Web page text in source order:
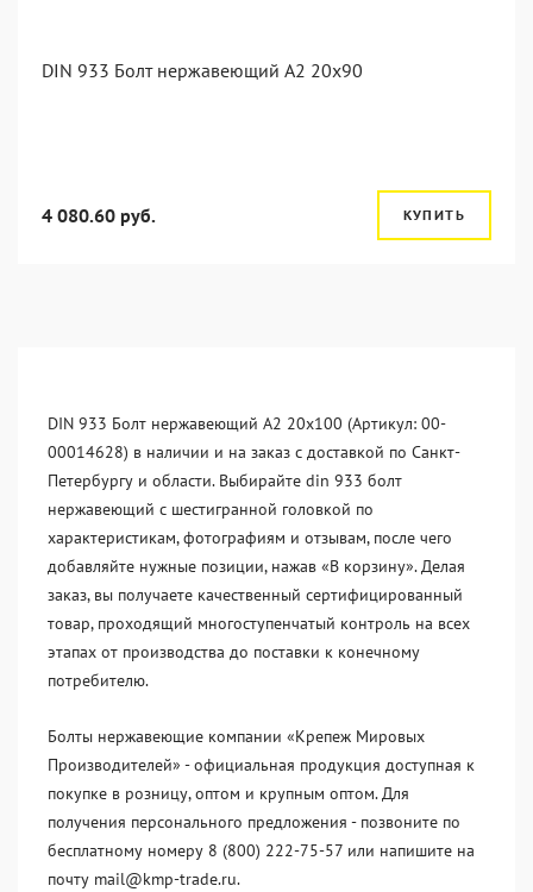
DIN 933 Болт нержавеющий А2 20х90
4 080.60 руб. КУПИТЬ
DIN 933 Болт нержавеющий А2 20х100 (Артикул: 00-
00014628) в наличии и на заказ с доставкой по Санкт-
Петербургу и области. Выбирайте din 933 болт
нержавеющий с шестигранной головкой по
характеристикам, фотографиям и отзывам, после чего
добавляйте нужные позиции, нажав «В корзину». Делая
заказ, вы получаете качественный сертифицированный
товар, проходящий многоступенчатый контроль на всех
этапах от производства до поставки к конечному
потребителю.
Болты нержавеющие компании «Крепеж Мировых
Производителей» - официальная продукция доступная к
покупке в розницу, оптом и крупным оптом. Для
получения персонального предложения - позвоните по
бесплатному номеру 8 (800) 222-75-57 или напишите на
почту mail@kmp-trade.ru.